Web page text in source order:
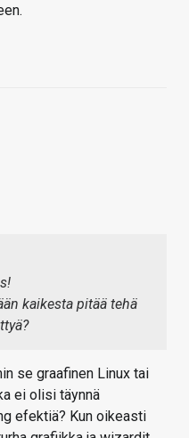
kaikesta pitää tehä
se graafinen Linux tai
ei olisi täynnä
efektiä? Kun oikeasti